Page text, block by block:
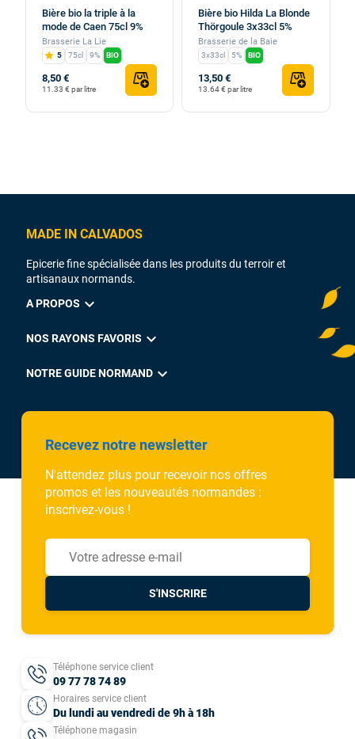
Bière bio la triple à la
mode de Caen 75cl 9%
Brasserie La Lie
5 75cl 9% BIO
8,50 €
11.33 € par litre
Bière bio Hilda La Blonde
Thörgoule 3x33cl 5%
Brasserie de la Baie
3x33cl 5% BIO
13,50 €
13.64 € par litre
MADE IN CALVADOS
Epicerie fine spécialisée dans les produits du terroir et
artisanaux normands.
A PROPOS expand_more
NOS RAYONS FAVORIS expand_more
NOTRE GUIDE NORMAND expand_more
Recevez notre newsletter
N'attendez plus pour recevoir nos offres
promos et les nouveautés normandes :
inscrivez-vous !
S'INSCRIRE
Téléphone service client
09 77 78 74 89
Horaires service client
Du lundi au vendredi de 9h à 18h
Téléphone magasin